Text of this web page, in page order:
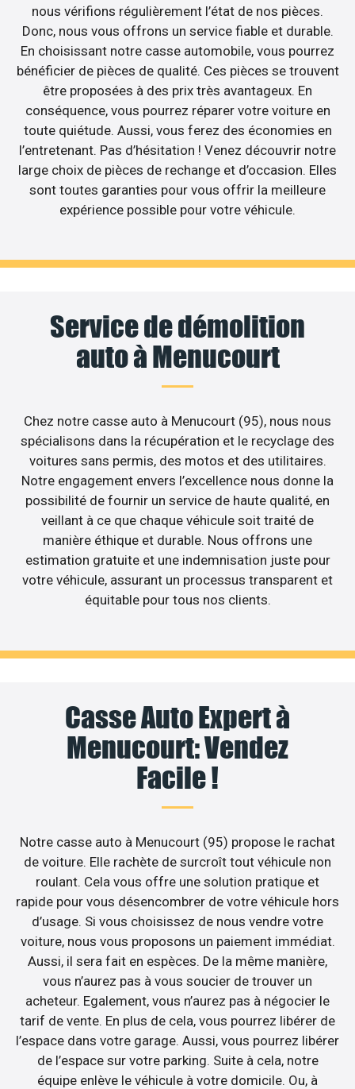
nous vérifions régulièrement l’état de nos pièces.
Donc, nous vous offrons un service fiable et durable.
En choisissant notre casse automobile, vous pourrez
bénéficier de pièces de qualité. Ces pièces se trouvent
être proposées à des prix très avantageux. En
conséquence, vous pourrez réparer votre voiture en
toute quiétude. Aussi, vous ferez des économies en
l’entretenant. Pas d’hésitation ! Venez découvrir notre
large choix de pièces de rechange et d’occasion. Elles
sont toutes garanties pour vous offrir la meilleure
expérience possible pour votre véhicule.
Service de démolition
auto à Menucourt
Chez notre casse auto à Menucourt (95), nous nous
spécialisons dans la récupération et le recyclage des
voitures sans permis, des motos et des utilitaires.
Notre engagement envers l’excellence nous donne la
possibilité de fournir un service de haute qualité, en
veillant à ce que chaque véhicule soit traité de
manière éthique et durable. Nous offrons une
estimation gratuite et une indemnisation juste pour
votre véhicule, assurant un processus transparent et
équitable pour tous nos clients.
Casse Auto Expert à
Menucourt: Vendez
Facile !
Notre casse auto à Menucourt (95) propose le rachat
de voiture. Elle rachète de surcroît tout véhicule non
roulant. Cela vous offre une solution pratique et
rapide pour vous désencombrer de votre véhicule hors
d’usage. Si vous choisissez de nous vendre votre
voiture, nous vous proposons un paiement immédiat.
Aussi, il sera fait en espèces. De la même manière,
vous n’aurez pas à vous soucier de trouver un
acheteur. Egalement, vous n’aurez pas à négocier le
tarif de vente. En plus de cela, vous pourrez libérer de
l’espace dans votre garage. Aussi, vous pourrez libérer
de l’espace sur votre parking. Suite à cela, notre
équipe enlève le véhicule à votre domicile. Ou, à